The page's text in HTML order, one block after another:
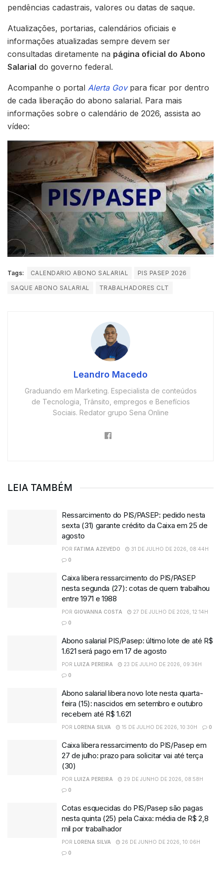
pendências cadastrais, valores ou datas de saque.
Atualizações, portarias, calendários oficiais e
informações atualizadas sempre devem ser
consultadas diretamente na página oficial do Abono
Salarial do governo federal.
Acompanhe o portal Alerta Govpara ficar por dentro
de cada liberação do abono salarial. Para mais
informações sobre o calendário de 2026, assista ao
vídeo:
Tags: CALENDARIO ABONO SALARIAL
PIS PASEP 2026
SAQUE ABONO SALARIAL
TRABALHADORES CLT
Leandro Macedo
Graduando em Marketing. Especialista de conteúdos
de Tecnologia, Trânsito, empregos e Benefícios
Sociais. Redator grupo Sena Online
LEIA TAMBÉM
Ressarcimento do PIS/PASEP: pedido nesta
sexta (31) garante crédito da Caixa em 25 de
agosto
POR FATIMA AZEVEDO
31 DE JULHO DE 2026, 08:44H
0
Caixa libera ressarcimento do PIS/PASEP
nesta segunda (27): cotas de quem trabalhou
entre 1971 e 1988
POR GIOVANNA COSTA
27 DE JULHO DE 2026, 12:14H
0
Abono salarial PIS/Pasep: último lote de até R$
1.621 será pago em 17 de agosto
POR LUIZA PEREIRA
23 DE JULHO DE 2026, 09:36H
0
Abono salarial libera novo lote nesta quarta-
feira (15): nascidos em setembro e outubro
recebem até R$ 1.621
POR LORENA SILVA 15 DE JULHO DE 2026, 10:30H 0
Caixa libera ressarcimento do PIS/Pasep em
27 de julho: prazo para solicitar vai até terça
(30)
POR LUIZA PEREIRA
29 DE JUNHO DE 2026, 08:58H
0
Cotas esquecidas do PIS/Pasep são pagas
nesta quinta (25) pela Caixa: média de R$ 2,8
mil por trabalhador
POR LORENA SILVA
26 DE JUNHO DE 2026, 10:06H
0